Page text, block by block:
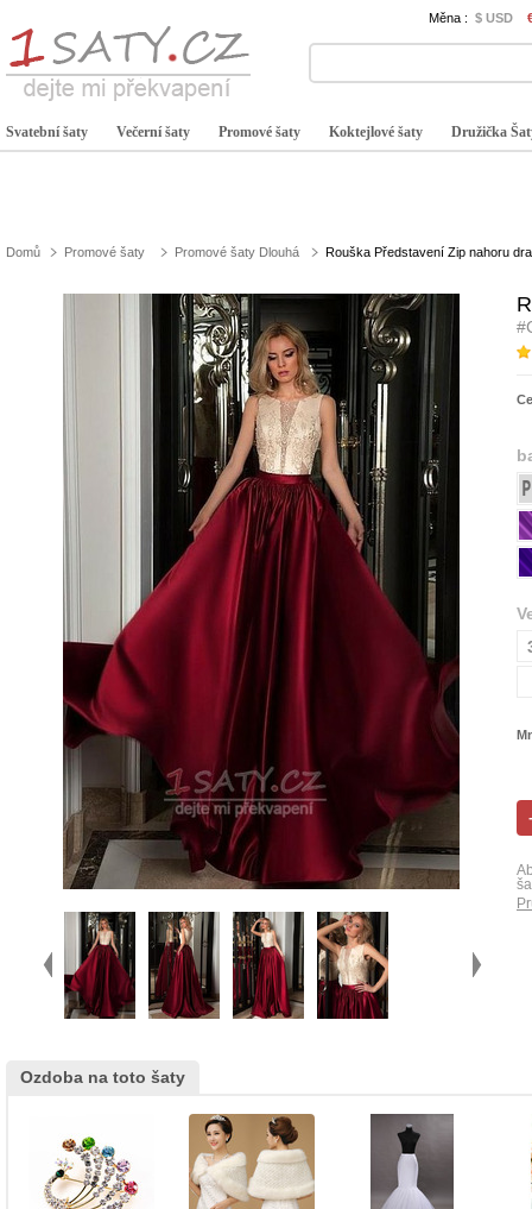
Měna : $ USD
Svatební šaty Večerní šaty Promové šaty Koktejlové šaty Družička
Domů Promové šaty Promové šaty Dlouhá Rouška Představení Zip nahoru
Ozdoba na toto šaty